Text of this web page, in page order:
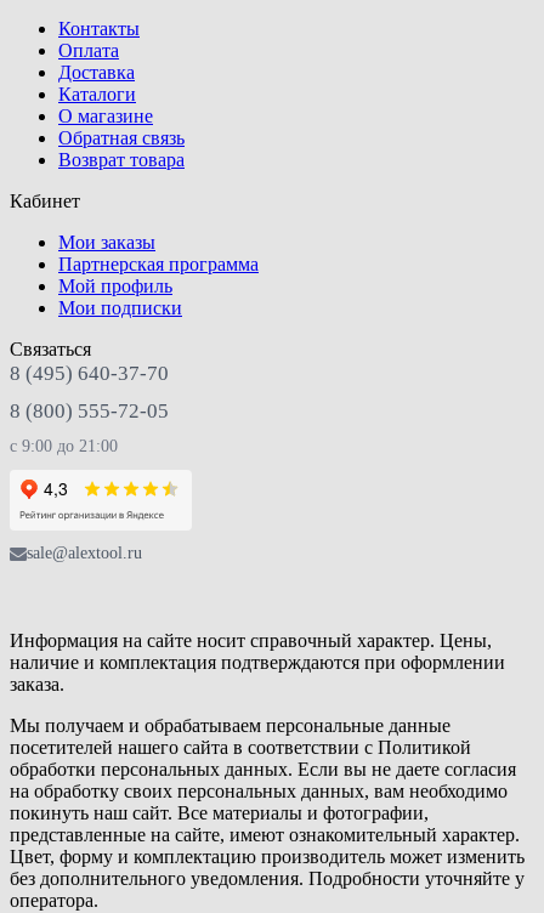
Контакты
Оплата
Доставка
Каталоги
О магазине
Обратная связь
Возврат товара
Кабинет
Мои заказы
Партнерская программа
Мой профиль
Мои подписки
Связаться
8 (495) 640-37-70
8 (800) 555-72-05
с 9:00 до 21:00
sale@alextool.ru
Информация на сайте носит справочный характер. Цены,
наличие и комплектация подтверждаются при оформлении
заказа.
Мы получаем и обрабатываем персональные данные
посетителей нашего сайта в соответствии с Политикой
обработки персональных данных. Если вы не даете согласия
на обработку своих персональных данных, вам необходимо
покинуть наш сайт. Все материалы и фотографии,
представленные на сайте, имеют ознакомительный характер.
Цвет, форму и комплектацию производитель может изменить
без дополнительного уведомления. Подробности уточняйте у
оператора.